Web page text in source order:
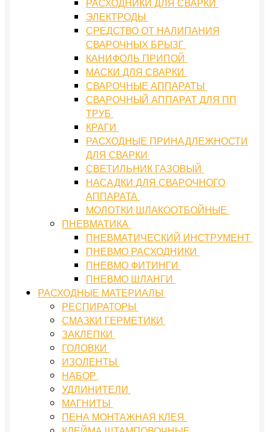
РАСХОДНИКИ ДЛЯ СВАРКИ
ЭЛЕКТРОДЫ
СРЕДСТВО ОТ НАЛИПАНИЯ
СВАРОЧНЫХ БРЫЗГ
КАНИФОЛЬ ПРИПОЙ
МАСКИ ДЛЯ СВАРКИ
СВАРОЧНЫЕ АППАРАТЫ
СВАРОЧНЫЙ АППАРАТ ДЛЯ ПП
ТРУБ
КРАГИ
РАСХОДНЫЕ ПРИНАДЛЕЖНОСТИ
ДЛЯ СВАРКИ
СВЕТИЛЬНИК ГАЗОВЫЙ
НАСАДКИ ДЛЯ СВАРОЧНОГО
АППАРАТА
МОЛОТКИ ШЛАКООТБОЙНЫЕ
ПНЕВМАТИКА
ПНЕВМАТИЧЕСКИЙ ИНСТРУМЕНТ
ПНЕВМО РАСХОДНИКИ
ПНЕВМО ФИТИНГИ
ПНЕВМО ШЛАНГИ
РАСХОДНЫЕ МАТЕРИАЛЫ
РЕСПИРАТОРЫ
СМАЗКИ ГЕРМЕТИКИ
ЗАКЛЕПКИ
ГОЛОВКИ
ИЗОЛЕНТЫ
НАБОР
УДЛИНИТЕЛИ
МАГНИТЫ
ПЕНА МОНТАЖНАЯ КЛЕЯ